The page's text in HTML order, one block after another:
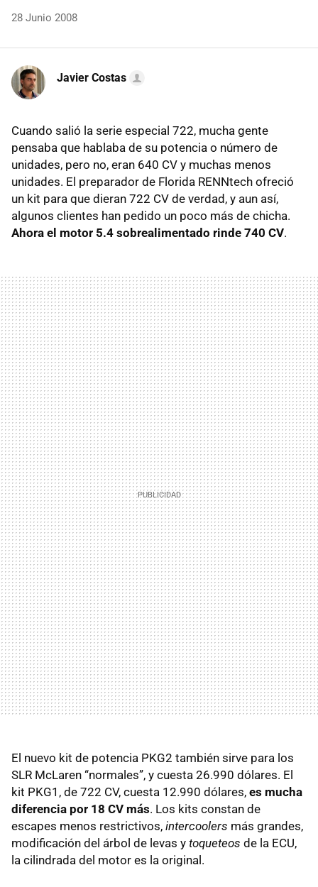
28 Junio 2008
Javier Costas
Cuando salió la serie especial 722, mucha gente
pensaba que hablaba de su potencia o número de
unidades, pero no, eran 640 CV y muchas menos
unidades. El preparador de Florida RENNtech ofreció
un kit para que dieran 722 CV de verdad, y aun así,
algunos clientes han pedido un poco más de chicha.
Ahora el motor 5.4 sobrealimentado rinde 740 CV.
El nuevo kit de potencia PKG2 también sirve para los
SLR McLaren “normales”, y cuesta 26.990 dólares. El
kit PKG1, de 722 CV, cuesta 12.990 dólares, es mucha
diferencia por 18 CV más. Los kits constan de
escapes menos restrictivos, intercoolers más grandes,
modificación del árbol de levas y toqueteos de la ECU,
la cilindrada del motor es la original.